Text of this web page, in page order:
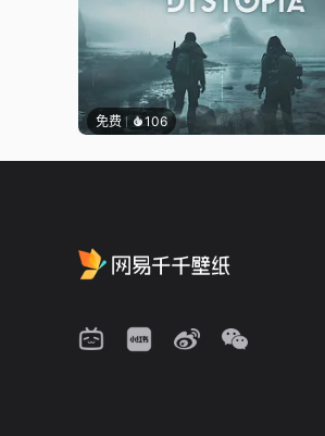
免费 106